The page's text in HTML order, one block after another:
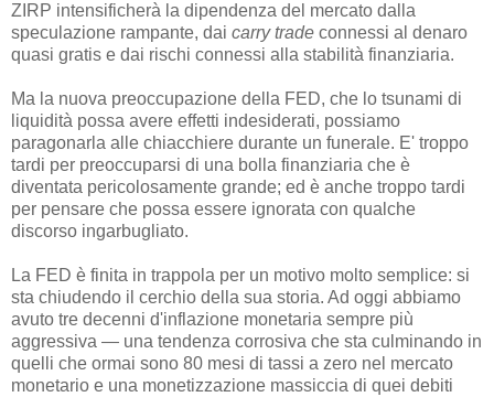
ZIRP intensificherà la dipendenza del mercato dalla
speculazione rampante, dai carry trade connessi al denaro
quasi gratis e dai rischi connessi alla stabilità finanziaria.
Ma la nuova preoccupazione della FED, che lo tsunami di
liquidità possa avere effetti indesiderati, possiamo
paragonarla alle chiacchiere durante un funerale. E' troppo
tardi per preoccuparsi di una bolla finanziaria che è
diventata pericolosamente grande; ed è anche troppo tardi
per pensare che possa essere ignorata con qualche
discorso ingarbugliato.
La FED è finita in trappola per un motivo molto semplice: si
sta chiudendo il cerchio della sua storia. Ad oggi abbiamo
avuto tre decenni d'inflazione monetaria sempre più
aggressiva — una tendenza corrosiva che sta culminando in
quelli che ormai sono 80 mesi di tassi a zero nel mercato
monetario e una monetizzazione massiccia di quei debiti